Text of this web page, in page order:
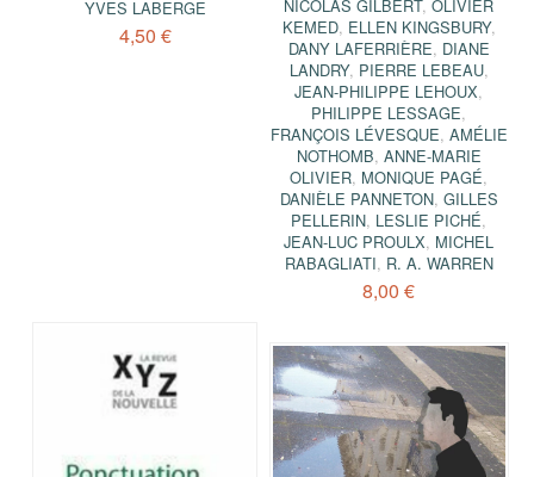
YVES LABERGE
4,50 €
NICOLAS GILBERT,OLIVIER
KEMED, ELLEN KINGSBURY,
DANY LAFERRIÈRE, DIANE
LANDRY, PIERRE LEBEAU,
JEAN-PHILIPPE LEHOUX,
PHILIPPE LESSAGE,
FRANÇOIS LÉVESQUE, AMÉLIE
NOTHOMB, ANNE-MARIE
OLIVIER, MONIQUE PAGÉ,
DANIÈLE PANNETON, GILLES
PELLERIN, LESLIE PICHÉ,
JEAN-LUC PROULX, MICHEL
RABAGLIATI, R. A. WARREN
8,00 €